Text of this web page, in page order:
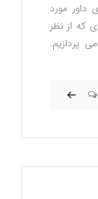
داور مورد
که از نظر
پردازیم.